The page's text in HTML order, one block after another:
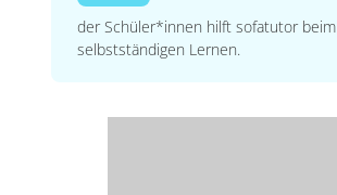
der Schüler*innen hilft sofatutor beim
selbstständigen Lernen.